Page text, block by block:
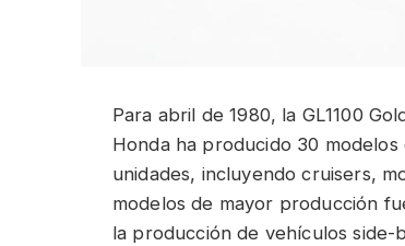
Para abril de 1980, la GL1100
Honda ha producido 30
unidades, incluyendo cruisers,
modelos de mayor producción
la producción de vehículos side-